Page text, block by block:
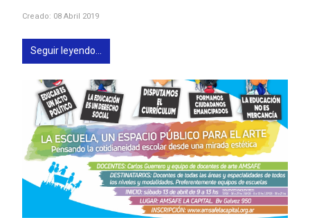
Creado: 08 Abril 2019
Seguir leyendo...